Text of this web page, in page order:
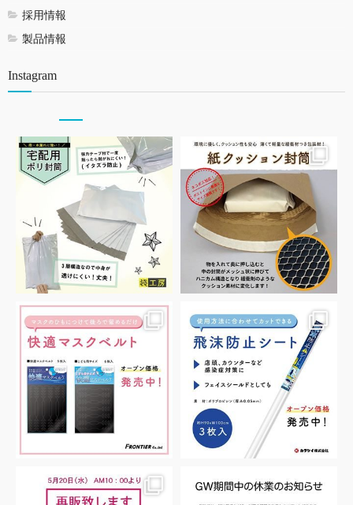
採用情報
製品情報
Instagram